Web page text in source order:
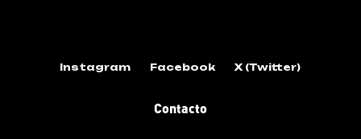
Instagram Facebook X (Twitter)
Contacto